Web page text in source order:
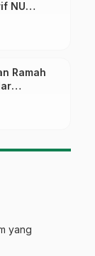
NU
Lima
Ramah
di Pati
yang